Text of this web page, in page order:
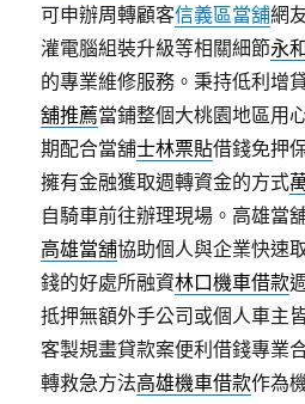
可申辦周轉顧客信義區當舖網
灌電腦組裝升級等相關細節永
的專業維修服務。秉持低利增
舖推薦當鋪整個大桃園地區用
期配合當舖士林票貼借錢免押
擁有金融獲取週轉資金的方式
自騎車前往辦理現場。高雄當
高雄當舖協助個人與企業快速
錢的好處所融資林口機車借款
抵押無額外手公司或個人車主
客製規畫貸款案便利借錢專業
轉救急方法高雄機車借款作為